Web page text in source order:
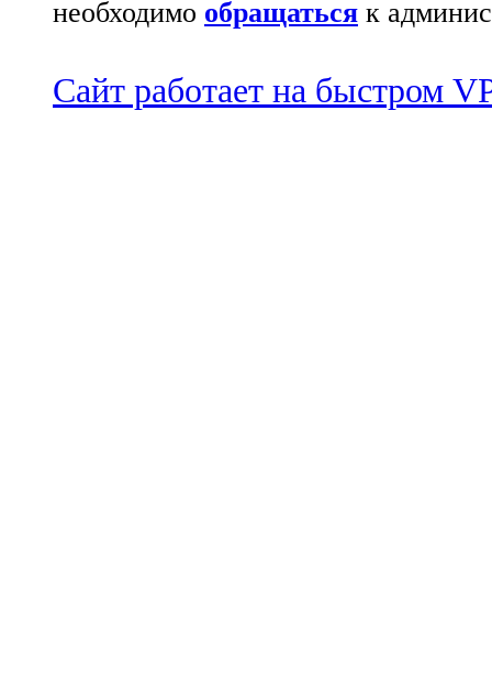
необходимо обращаться к
Сайт работает на быстром